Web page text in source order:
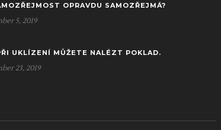
OPRAVDU SAMOZŘEJMÁ?
5, 2019
UKLÍZENÍ MŮŽETE NALÉZT POKLAD.
23, 2019